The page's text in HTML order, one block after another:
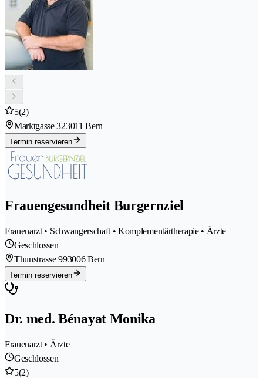
5(2)
Marktgasse 323011 Bern
Termin reservieren
Frauengesundheit Burgernziel
Frauenarzt • Schwangerschaft • Komplementärtherapie • Ärzte
Geschlossen
Thunstrasse 993006 Bern
Termin reservieren
Dr. med. Bénayat Monika
Frauenarzt • Ärzte
Geschlossen
5(2)